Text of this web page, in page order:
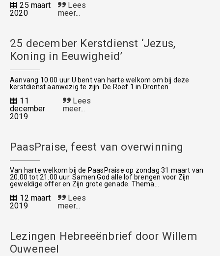
25 maart
2020
Lees
meer...
25 december Kerstdienst ‘Jezus,
Koning in Eeuwigheid’
Aanvang 10.00 uur U bent van harte welkom om bij deze
kerstdienst aanwezig te zijn. De Roef 1 in Dronten.
11
december
2019
Lees
meer...
PaasPraise, feest van overwinning
Van harte welkom bij de PaasPraise op zondag 31 maart van
20.00 tot 21.00 uur. Samen God alle lof brengen voor Zijn
geweldige offer en Zijn grote genade. Thema...
12 maart
2019
Lees
meer...
Lezingen Hebreeënbrief door Willem
Ouweneel